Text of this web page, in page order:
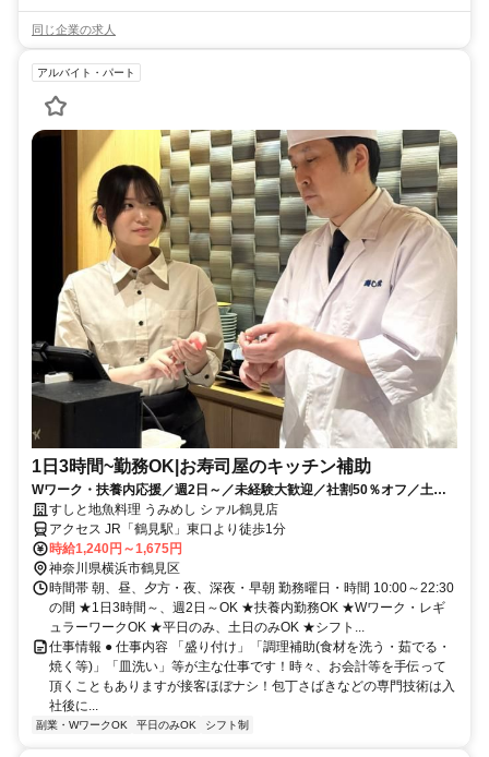
同じ企業の求人
アルバイト・パート
1日3時間~勤務OK|お寿司屋のキッチン補助
Wワーク・扶養内応援／週2日～／未経験大歓迎／社割50％オフ／土日
祝時給100円UP
すしと地魚料理 うみめし シァル鶴見店
アクセス JR「鶴見駅」東口より徒歩1分
時給1,240円～1,675円
神奈川県横浜市鶴見区
時間帯 朝、昼、夕方・夜、深夜・早朝 勤務曜日・時間 10:00～22:30
の間 ★1日3時間～、週2日～OK ★扶養内勤務OK ★Wワーク・レギ
ュラーワークOK ★平日のみ、土日のみOK ★シフト...
仕事情報 ● 仕事内容 「盛り付け」「調理補助(食材を洗う・茹でる・
焼く等)」「皿洗い」等が主な仕事です！時々、お会計等を手伝って
頂くこともありますが接客ほぼナシ！包丁さばきなどの専門技術は入
社後に...
副業・WワークOK 平日のみOK シフト制